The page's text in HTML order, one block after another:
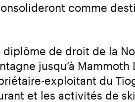
comme
diplôme de droit de la
jusqu’à Mammoth
exploitant du
et les activités de